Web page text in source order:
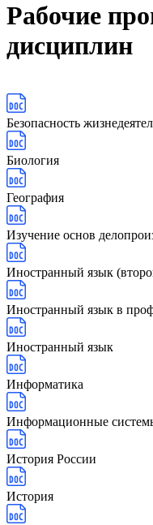
Рабочие
дисциплин
Безопасность
Биология
География
Изучение основ
Иностранный язык
Иностранный язык в
Иностранный язык
Информатика
Информационные
История России
История